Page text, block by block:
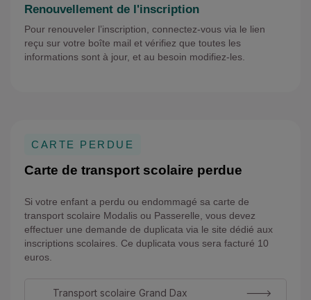
Renouvellement de l'inscription
Pour renouveler l’inscription, connectez-vous via le lien
reçu sur votre boîte mail et vérifiez que toutes les
informations sont à jour, et au besoin modifiez-les.
Carte de transport scolaire perdue
CARTE PERDUE
Si votre enfant a perdu ou endommagé sa carte de
transport scolaire Modalis ou Passerelle, vous devez
effectuer une demande de duplicata via le site dédié aux
inscriptions scolaires. Ce duplicata vous sera facturé 10
euros.
Transport scolaire Grand Dax